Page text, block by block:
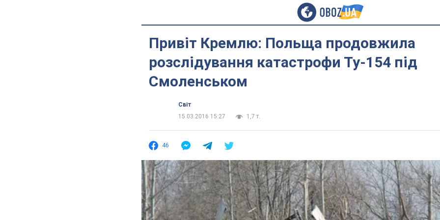
Привіт Кремлю: Польща продовжила
розслідування катастрофи Ту-154 під
Смоленськом
Світ
15.03.2016 15:27
1,7 т.
46